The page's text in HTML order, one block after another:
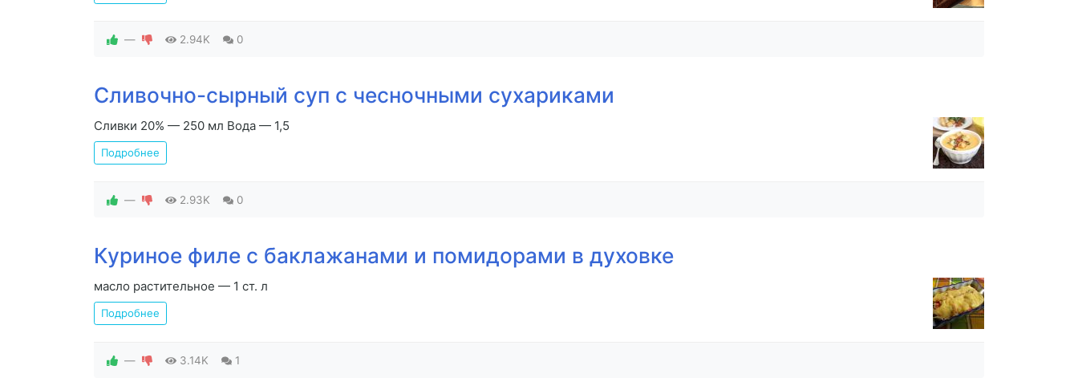
— 2.94K 0
Сливочно-сырный суп с чесночными сухариками
Сливки 20% — 250 мл Вода — 1,5
Подробнее
— 2.93K 0
Куриное филе с баклажанами и помидорами в духовке
масло растительное — 1 ст. л
Подробнее
— 3.14K 1